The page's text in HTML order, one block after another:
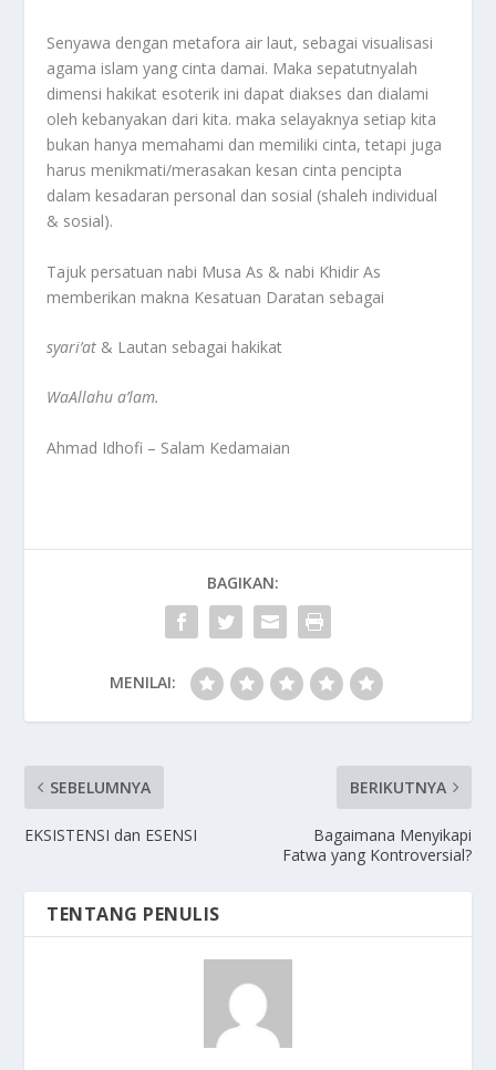
Senyawa dengan metafora air laut, sebagai visualisasi
agama islam yang cinta damai. Maka sepatutnyalah
dimensi hakikat esoterik ini dapat diakses dan dialami
oleh kebanyakan dari kita. maka selayaknya setiap kita
bukan hanya memahami dan memiliki cinta, tetapi juga
harus menikmati/merasakan kesan cinta pencipta
dalam kesadaran personal dan sosial (shaleh individual
& sosial).
Tajuk persatuan nabi Musa As & nabi Khidir As
memberikan makna Kesatuan Daratan sebagai
syari’at & Lautan sebagai hakikat
WaAllahu a’lam.
Ahmad Idhofi – Salam Kedamaian
BAGIKAN:
MENILAI:
SEBELUMNYA
EKSISTENSI dan ESENSI
BERIKUTNYA
Bagaimana Menyikapi
Fatwa yang Kontroversial?
TENTANG PENULIS